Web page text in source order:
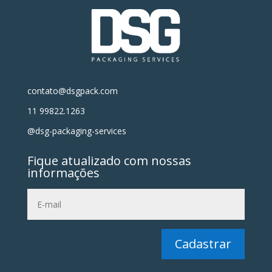
contato@dsgpack.com
11 99822.1263
@dsg-packaging-services
Fique atualizado com nossas
informações
Cadastrar